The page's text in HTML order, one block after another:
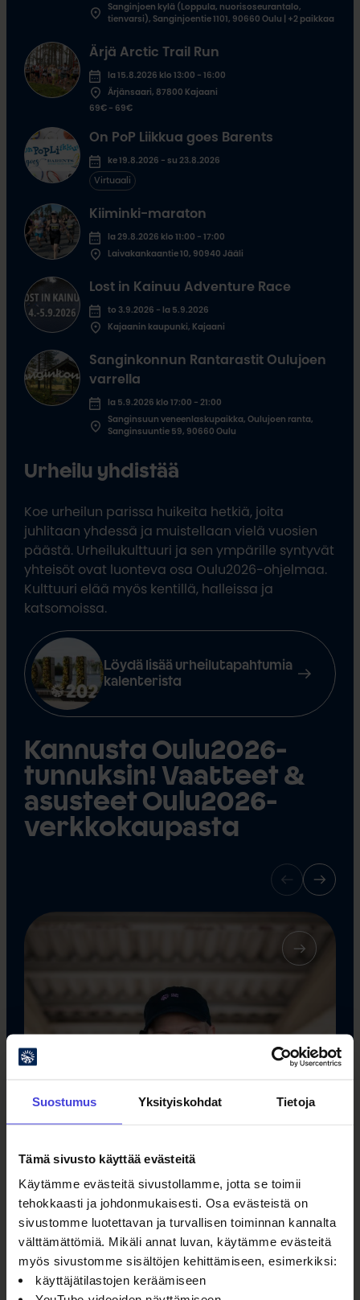
Suostumus Yksityiskohdat Tietoja
Tämä sivusto käyttää evästeitä
Käytämme evästeitä sivustollamme, jotta se toimii
tehokkaasti ja johdonmukaisesti. Osa evästeistä on
sivustomme luotettavan ja turvallisen toiminnan kannalta
välttämättömiä. Mikäli annat luvan, käytämme evästeitä
myös sivustomme sisältöjen kehittämiseen, esimerkiksi:
käyttäjätilastojen keräämiseen
Sanginjoen kylä (Loppula, nuorisoseurantalo,
tienvarsi), Sanginjoentie 1101, 90660 Oulu | +2 paikkaa
Ärjä Arctic Trail Run
la 15.8.2026 klo 13:00 - 16:00
Ärjänsaari, 87800 Kajaani
69€ - 69€
On PoP Liikkua goes Barents
ke 19.8.2026 - su 23.8.2026
Virtuaali
Kiiminki-maraton
la 29.8.2026 klo 11:00 - 17:00
Laivakankaantie 10, 90940 Jääli
Lost in Kainuu Adventure Race
to 3.9.2026 - la 5.9.2026
Kajaanin kaupunki, Kajaani
Sanginkonnun Rantarastit Oulujoen
varrella
la 5.9.2026 klo 17:00 - 21:00
Sanginsuun veneenlaskupaikka, Oulujoen ranta,
Sanginsuuntie 59, 90660 Oulu
Urheilu yhdistää
Koe urheilun parissa huikeita hetkiä, joita
juhlitaan yhdessä ja muistellaan vielä vuosien
päästä. Urheilukulttuuri ja sen ympärille syntyvät
yhteisöt ovat luonteva osa Oulu2026-ohjelmaa.
Kulttuuri elää myös kentillä, halleissa ja
katsomoissa.
Löydä lisää urheilutapahtumia
kalenterista
Kannusta Oulu2026-
tunnuksin! Vaatteet &
asusteet Oulu2026-
verkkokaupasta